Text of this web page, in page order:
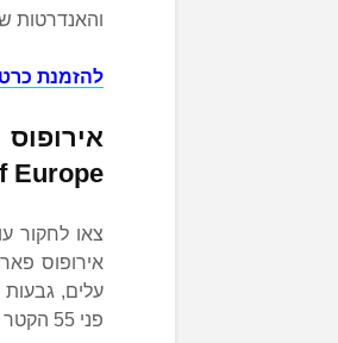
והאנדרטות
להזמנת
Europe
צאו לחקור
עלים, גבעות
פני 55 הקטר וממוקם במרכז הגיאוגרפי המדוייק של אירופה.